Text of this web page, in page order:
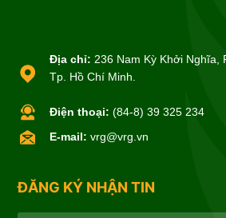
Địa chỉ: 236 Nam Kỳ Khởi Nghĩa,
Tp. Hồ Chí Minh.
Điện thoại: (84-8) 39 325 234
E-mail: vrg@vrg.vn
ĐĂNG KÝ NHẬN TIN